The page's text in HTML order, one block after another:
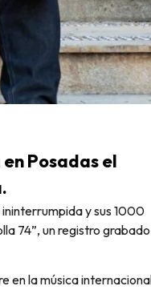
Posadas el
74”, un registro grabado
en la música